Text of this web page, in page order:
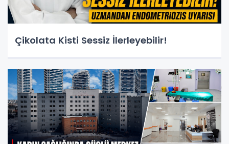
Çikolata Kisti Sessiz İlerleyebilir!